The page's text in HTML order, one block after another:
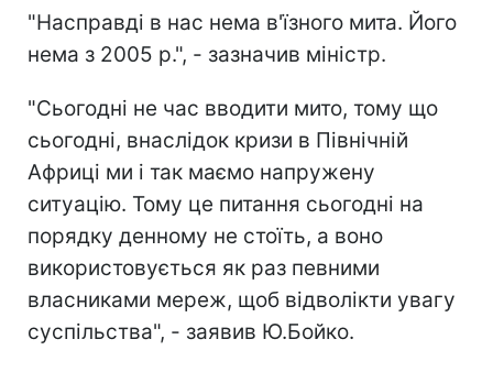
"Насправді в нас нема в'їзного мита. Його
нема з 2005 р.", - зазначив міністр.
"Сьогодні не час вводити мито, тому що
сьогодні, внаслідок кризи в Північній
Африці ми і так маємо напружену
ситуацію. Тому це питання сьогодні на
порядку денному не стоїть, а воно
використовується як раз певними
власниками мереж, щоб відволікти увагу
суспільства", - заявив Ю.Бойко.